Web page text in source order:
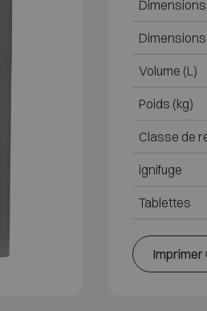
Volume (L)
Poids (kg)
Classe de
ignifuge
Tablettes
Imprimer